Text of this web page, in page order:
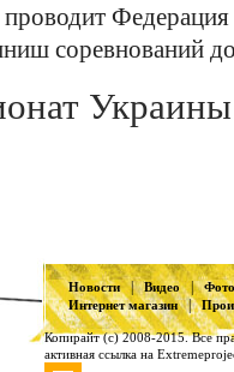
соревнований
Новости|Видео|
Интернет магазин|
Копирайт (с) 2008-2015. Все
активная ссылка на